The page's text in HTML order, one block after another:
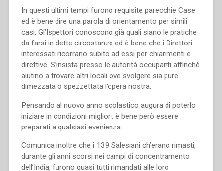
In questi ultimi tempi furono requisite parecchie Case
ed è bene dire una parola di orientamento per simili
casi. Gl’Ispettori conoscono già quali siano le pratiche
da farsi in dette circostanze ed è bene che i Direttori
interessati ricorrano subito ad essi per chiarimenti e
direttive. S’insista presso le autorità occupanti affinchè
aiutino a trovare altri locali ove svolgere sia pure
dimezzata o spezzettata l’opera nostra.
Pensando al nuovo anno scolastico augura di poterlo
iniziare in condizioni migliori: è bene però essere
preparati a qualsiasi evenienza.
Comunica inoltre che i 139 Salesiani ch’erano rimasti,
durante gli anni scorsi nei campi di concentramento
dell’India, furono quasi tutti rimandati alle loro